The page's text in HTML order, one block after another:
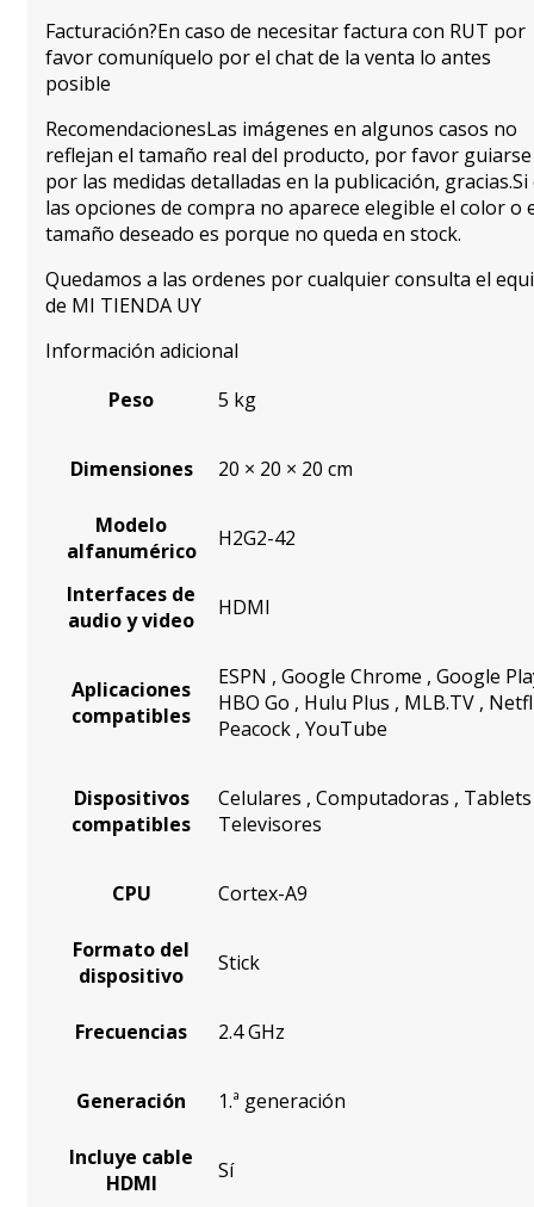
Facturación?En caso de necesitar factura con RUT por
favor comuníquelo por el chat de la venta lo antes
posible
RecomendacionesLas imágenes en algunos casos no
reflejan el tamaño real del producto, por favor guiarse
por las medidas detalladas en la publicación, gracias.Si
las opciones de compra no aparece elegible el color o
tamaño deseado es porque no queda en stock.
Quedamos a las ordenes por cualquier consulta el
de MI TIENDA UY
Información adicional
Peso
5 kg
Dimensiones 20 × 20 × 20 cm
Modelo
alfanumérico
H2G2-42
Interfaces de
audio y video
HDMI
Aplicaciones
compatibles
ESPN , Google Chrome , Google
HBO Go , Hulu Plus , MLB.TV ,
Peacock , YouTube
Dispositivos
compatibles
Celulares , Computadoras ,
Televisores
CPU Cortex-A9
Formato del
dispositivo
Stick
Frecuencias 2.4 GHz
Generación 1.ª generación
Incluye cable
HDMI
Sí